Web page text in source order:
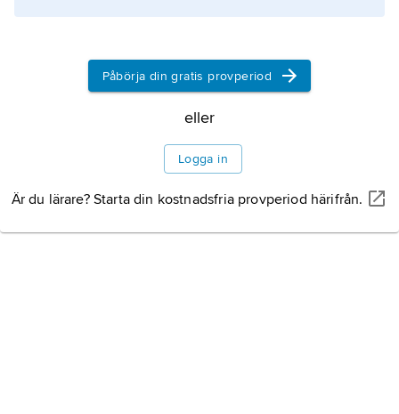
Påbörja din gratis provperiod
eller
Logga in
Är du lärare? Starta din kostnadsfria provperiod härifrån.